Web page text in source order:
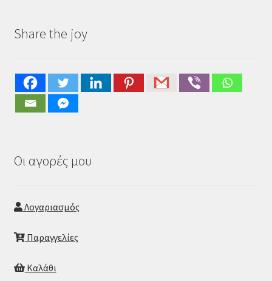
Share the joy
Οι αγορές μου
Λογαριασμός
Παραγγελίες
Καλάθι